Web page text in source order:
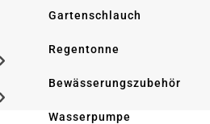
Gartenschlauch
Regentonne
Bewässerungszubehör
Wasserpumpe